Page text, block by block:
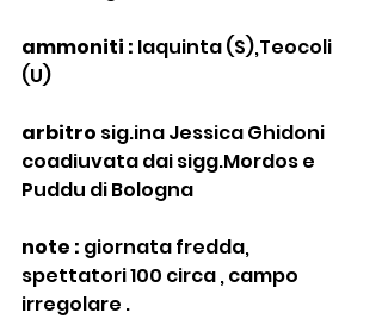
ammoniti : Iaquinta (S),Teocoli
(U)
arbitro sig.ina Jessica Ghidoni
coadiuvata dai sigg.Mordos e
Puddu di Bologna
note : giornata fredda,
spettatori 100 circa , campo
irregolare .